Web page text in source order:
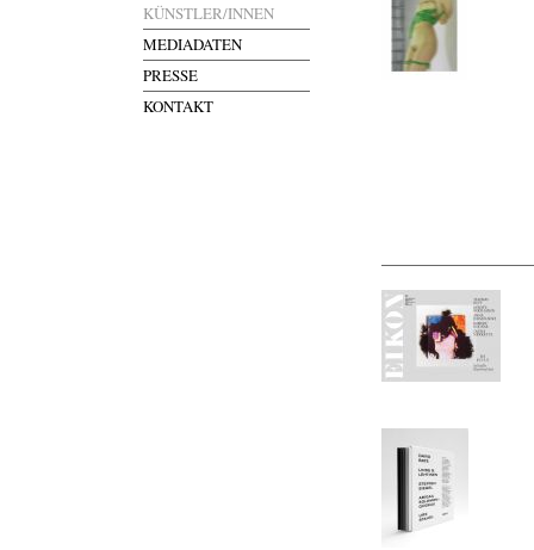
KÜNSTLER/INNEN
MEDIADATEN
PRESSE
KONTAKT